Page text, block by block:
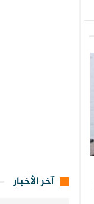
آخر الأخبار